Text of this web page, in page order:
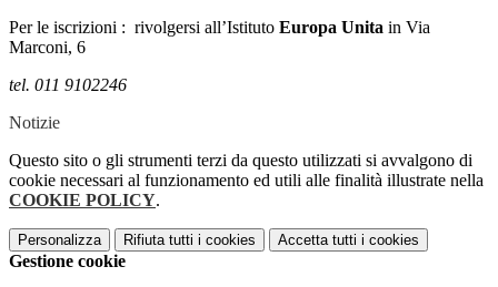
Per le iscrizioni : rivolgersi all’Istituto Europa Unita in Via
Marconi, 6
tel. 011 9102246
Notizie
Questo sito o gli strumenti terzi da questo utilizzati si avvalgono di
cookie necessari al funzionamento ed utili alle finalità illustrate nella
COOKIE POLICY.
Personalizza Rifiuta tutti i cookies Accetta tutti i cookies
Gestione cookie